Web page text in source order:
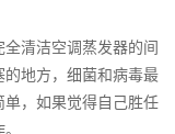
清洁空调蒸发器的间
地方，细菌和病毒最
，如果觉得自己胜任